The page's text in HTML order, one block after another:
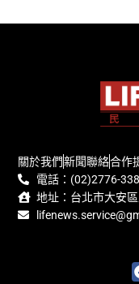
關於我們新聞聯絡合作
電話：(02)2776-
地址：台北市大安